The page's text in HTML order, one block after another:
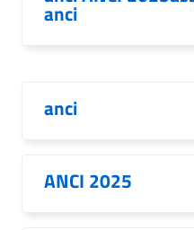
anci
anci
ANCI 2025